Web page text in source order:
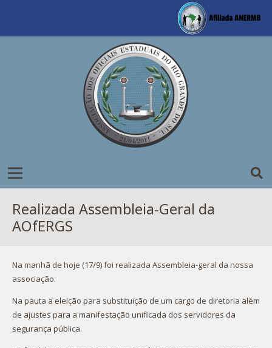
Realizada Assembleia-Geral da
AOfERGS
Na manhã de hoje (17/9) foi realizada Assembleia-geral da nossa
associação.
Na pauta a eleição para substituição de um cargo de diretoria além
de ajustes para a manifestação unificada dos servidores da
segurança pública.